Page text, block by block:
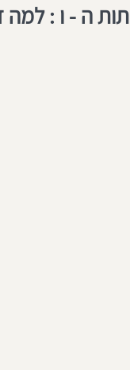
ה - ו : למה